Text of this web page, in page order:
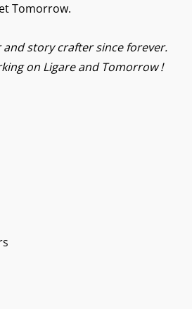
Tomorrow.
story crafter since forever.
on Ligare and Tomorrow !